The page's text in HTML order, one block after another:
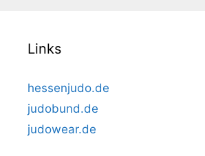
Links
hessenjudo.de
judobund.de
judowear.de